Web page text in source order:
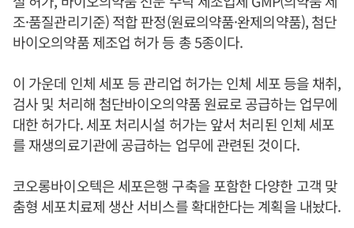
조·품질관리기준) 적합 판정(원료의약품·완제의약품), 첨단
바이오의약품 제조업 허가 등 총 5종이다.
이 가운데 인체 세포 등 관리업 허가는 인체 세포 등을 채취,
검사 및 처리해 첨단바이오의약품 원료로 공급하는 업무에
대한 허가다. 세포 처리시설 허가는 앞서 처리된 인체 세포
를 재생의료기관에 공급하는 업무에 관련된 것이다.
코오롱바이오텍은 세포은행 구축을 포함한 다양한 고객 맞
춤형 세포치료제 생산 서비스를 확대한다는 계획을 내놨다.